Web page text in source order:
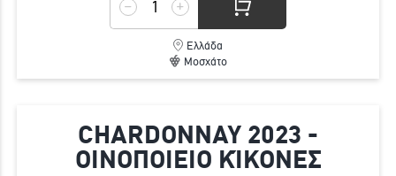
Ελλάδα
Μοσχάτο
CHARDONNAY 2023 -
ΟΙΝΟΠΟΙΕΙΟ ΚΊΚΟΝΕΣ